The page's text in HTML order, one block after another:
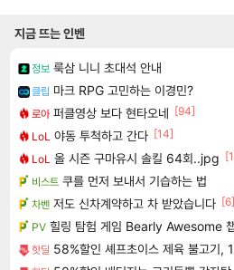
지금 뜨는 인벤
정보 룩삼 니니 초대석 안내
클립 마크 RPG 고민하는 이경민?
로아 퍼클영상 보다 현타오네 [94]
LoL 야동 투척하고 간다 [14]
LoL 올 시즌 구마유시 솔킬 64회..jpg
비스트 쿠를 먼저 보내서 기습하는 법
차벤 저도 신차계약하고 차 받았습니다 [6]
PV 힐링 탐험 게임 Bearly Awesome
핫딜 58%할인 셰프초이스 제육 불고기,